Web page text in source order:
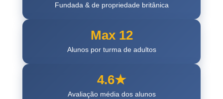
Fundada & de propriedade britânica
Max 12
Alunos por turma de adultos
4.6★
Avaliação média dos alunos